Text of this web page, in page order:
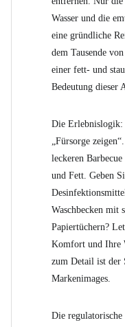
Wasser und die
eine gründliche
dem Tausende
einer fett- und
Bedeutung dieser
Die Erlebnislogik:
„Fürsorge
leckeren
und Fett. Geben
Waschbecken mit
Papiertüchern?
Komfort und Ihre
zum Detail ist der
Markenimages.
Die